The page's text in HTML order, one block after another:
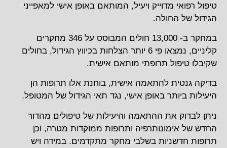
טיפול רפואי מדוייק ויעיל, המותאם באופן אישי למאפייני
הגידול של החולה.
במחקר ב- 13,000 חולים המבוסס על 346 מחקרים
קליניים, נמצאו פי 6 יותר הצלחות בכיווץ הגידול, בחולים
שקיבלו טיפול תרופתי מותאם אישית.
בדיקה גנטית להתאמה אישית, בוחנת אלו תרופות הן
היעילות ביותר באופן אישי, נגד תאי הגידול של המטופל.
ניתן לבדוק את ההתאמה והיעילות של טיפולים מהדור
החדש של אימונותרפיה ותרופות ממוקדות מטרה, וכן
תרופות חדשניות בשלבי מחקר מתקדמים. במידה ויש